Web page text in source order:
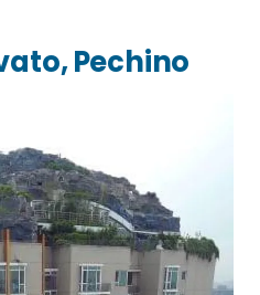
Pechino